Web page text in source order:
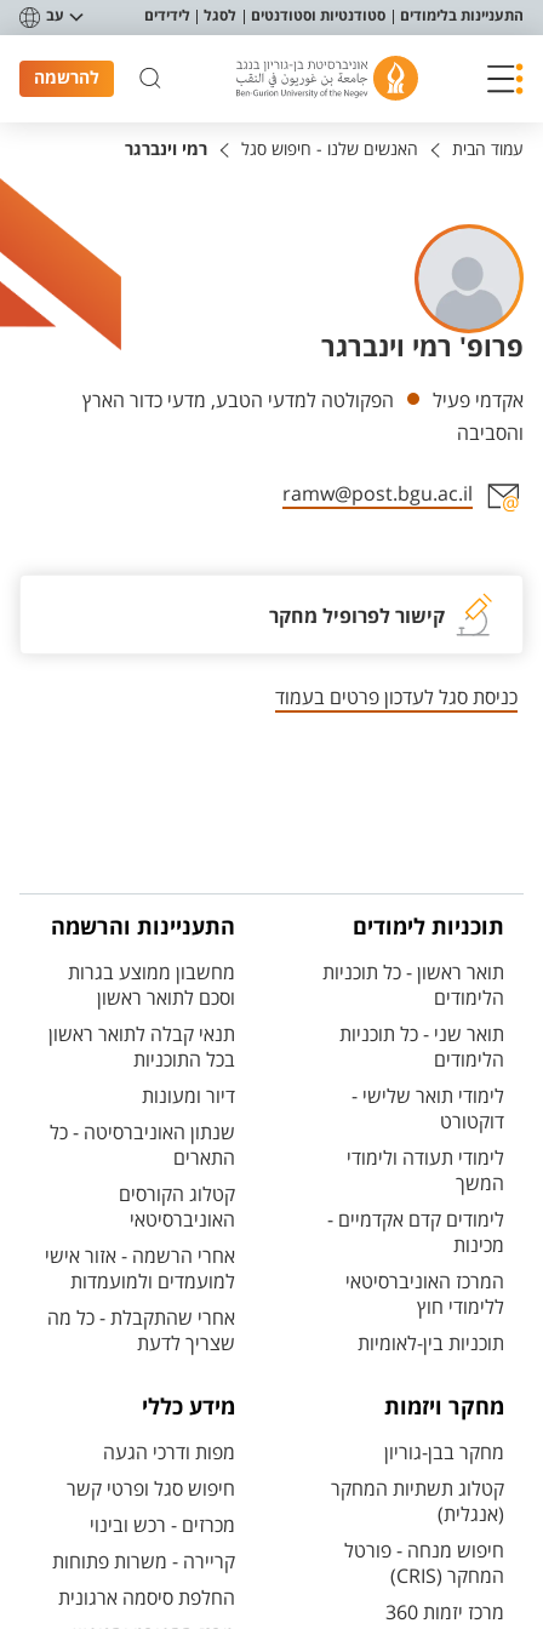
תפריט נגישות
התעניינות בלימודים סטודנטיות וסטודנטים לסגל לידידים עב
להרשמה
עמוד הבית האנשים שלנו - חיפוש סגל רמי וינברגר
פרופ' רמי וינברגר
יחידות
אקדמי פעיל
הפקולטה למדעי הטבע, מדעי כדור הארץ
והסביבה
ramw@post.bgu.ac.il
קישור לפרופיל מחקר
כניסת סגל לעדכון פרטים בעמוד
תוכניות לימודים
תואר ראשון - כל תוכניות
הלימודים
תואר שני - כל תוכניות
הלימודים
לימודי תואר שלישי -
דוקטורט
לימודי תעודה ולימודי
המשך
לימודים קדם אקדמיים -
מכינות
המרכז האוניברסיטאי
ללימודי חוץ
תוכניות בין-לאומיות
התעניינות והרשמה
מחשבון ממוצע בגרות
וסכם לתואר ראשון
תנאי קבלה לתואר ראשון
בכל התוכניות
דיור ומעונות
שנתון האוניברסיטה - כל
התארים
קטלוג הקורסים
האוניברסיטאי
אחרי הרשמה - אזור אישי
למועמדים ולמועמדות
אחרי שהתקבלת - כל מה
שצריך לדעת
מחקר ויזמות
מחקר בבן-גוריון
קטלוג תשתיות המחקר
(אנגלית)
חיפוש מנחה - פורטל
המחקר (CRIS)
מרכז יזמות 360
מידע כללי
מפות ודרכי הגעה
חיפוש סגל ופרטי קשר
מכרזים - רכש ובינוי
קריירה - משרות פתוחות
החלפת סיסמה ארגונית